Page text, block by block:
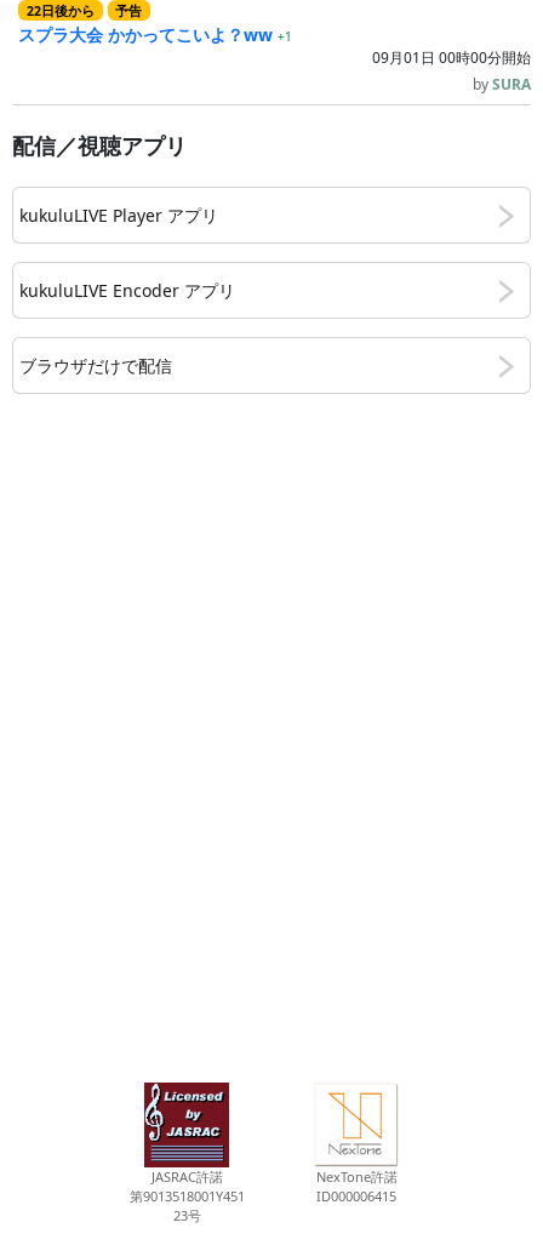
22日後から 予告
スプラ大会 かかってこいよ？ww +1
09月01日 00時00分開始
bySURA
配信／視聴アプリ
kukuluLIVE Player アプリ
kukuluLIVE Encoder アプリ
ブラウザだけで配信
JASRAC許諾
第9013518001Y451
23号
NexTone許諾
ID000006415